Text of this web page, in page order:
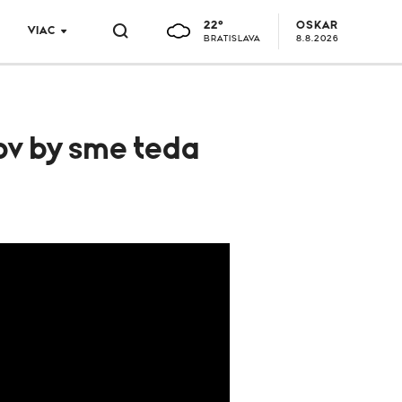
VIAC 22°
BRATISLAVA
OSKAR
8.8.2026
by sme teda